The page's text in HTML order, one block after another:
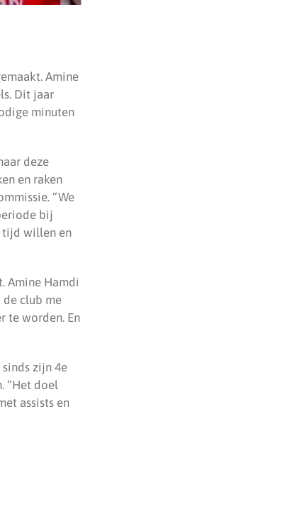
Amine
Dit jaar
minuten
deze
en raken
“We
bij
tijd willen en
Amine Hamdi
de club me
te worden. En
zijn 4e
“Het doel
assists en